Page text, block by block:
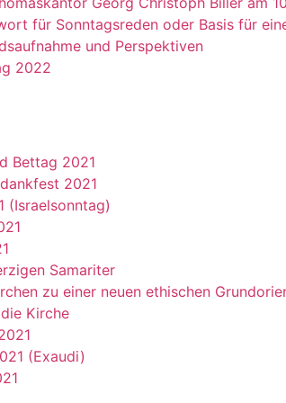
für Sonntagsreden oder Basis für
und Perspektiven
2022
Bettag 2021
2021
(Israelsonntag)
Samariter
zu einer neuen ethischen
Kirche
(Exaudi)